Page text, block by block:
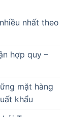
nhất theo
hợp quy –
mặt hàng
khẩu